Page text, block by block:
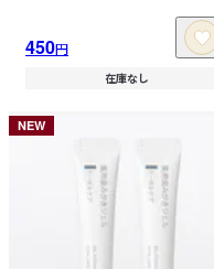
450円
在庫なし
NEW